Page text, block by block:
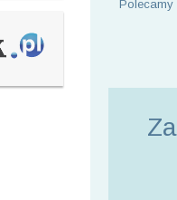
Polecamy